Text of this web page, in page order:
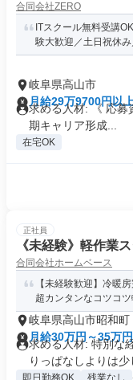
合同会社ZERO
ITスクール無料受講
験大歓迎／土日祝休
岐阜県高山市
月給29万9700円以上
求める人材: 《 応募
期キャリア形成...
在宅OK
正社員
《未経験》軽作業
合同会社ホームベース
【未経験歓迎】冷暖
超カンタンなコツコツ
岐阜県高山市昭和町
月給30万円～35万円
求める人材: 特別な
りっぱなしよりは少
即日勤務OK 残業なし